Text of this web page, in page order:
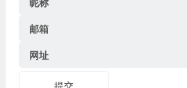
邮箱
网址